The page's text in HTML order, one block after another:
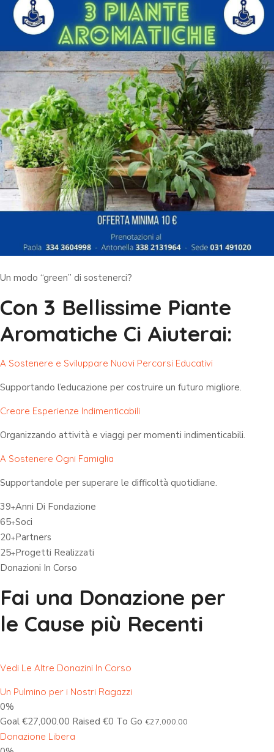
Un modo “green” di sostenerci?
Con 3 Bellissime Piante
Aromatiche Ci Aiuterai:
A Sostenere e Sviluppare Nuovi Percorsi Educativi
Supportando l’educazione per costruire un futuro migliore.
Creare Esperienze Indimenticabili
Organizzando attività e viaggi per momenti indimenticabili.
A Sostenere Ogni Famiglia
Supportandole per superare le difficoltà quotidiane.
39+Anni Di Fondazione
65+Soci
20+Partners
25+Progetti Realizzati
Donazioni In Corso
Fai una Donazione per
le Cause più Recenti
Vedi Le Altre Donazini In Corso
Un Pulmino per i Nostri Ragazzi
0%
Goal €27,000.00 Raised €0 To Go €27,000.00
Donazione Libera